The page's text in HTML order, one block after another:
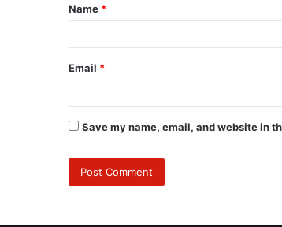
Name *
Email *
Save my name, email, and website in